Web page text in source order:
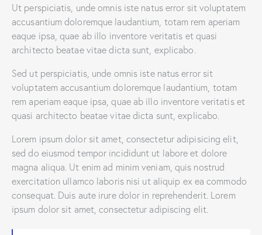
Ut perspiciatis, unde omnis iste natus error sit voluptatem
accusantium doloremque laudantium, totam rem aperiam
eaque ipsa, quae ab illo inventore veritatis et quasi
architecto beatae vitae dicta sunt, explicabo.
Sed ut perspiciatis, unde omnis iste natus error sit
voluptatem accusantium doloremque laudantium, totam
rem aperiam eaque ipsa, quae ab illo inventore veritatis et
quasi architecto beatae vitae dicta sunt, explicabo.
Lorem ipsum dolor sit amet, consectetur adipisicing elit,
sed do eiusmod tempor incididunt ut labore et dolore
magna aliqua. Ut enim ad minim veniam, quis nostrud
exercitation ullamco laboris nisi ut aliquip ex ea commodo
consequat. Duis aute irure dolor in reprehenderit. Lorem
ipsum dolor sit amet, consectetur adipiscing elit.